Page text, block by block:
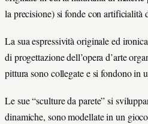
la precisione) si fonde con artificialità
La sua espressività originale ed
di progettazione dell’opera d’arte
pittura sono collegate e si fondono in
Le sue “sculture da parete” si
dinamiche, sono modellate in un